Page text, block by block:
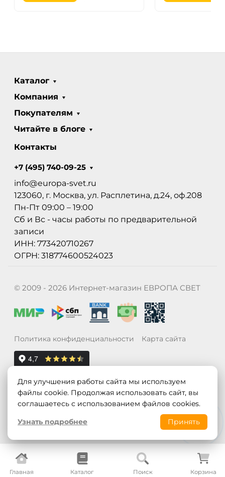
Главная Каталог Поиск Корзина
Каталог
Компания
Покупателям
Читайте в блоге
Контакты
+7 (495) 740-09-25
info@europa-svet.ru
123060, г. Москва, ул. Расплетина, д.24, оф.208
Пн-Пт 09:00 – 19:00
Сб и Вс - часы работы по предварительной
записи
ИНН: 773420710267
ОГРН: 318774600524023
© 2009 - 2026 Интернет-магазин ЕВРОПА СВЕТ
Политика конфиденциальности Карта сайта
Для улучшения работы сайта мы используем
файлы cookie. Продолжая использовать сайт, вы
соглашаетесь с использованием файлов cookies.
Узнать подробнее
Принять